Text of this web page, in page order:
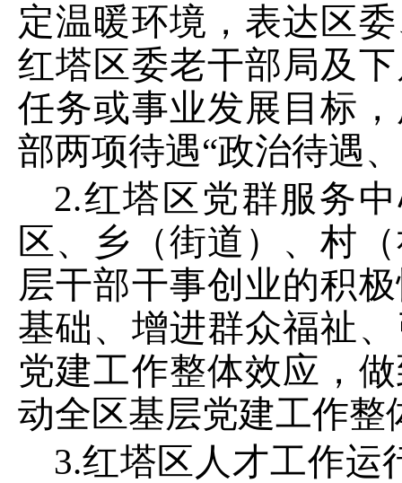
定温暖环境，表达区
红塔区委老干部局及
任务或事业发展目标
部两项待遇“政治待遇
2.红塔区党群服务
区、乡（街道）、村
层干部干事创业的积
基础、增进群众福祉
党建工作整体效应，
动全区基层党建工作
3.红塔区人才工作运